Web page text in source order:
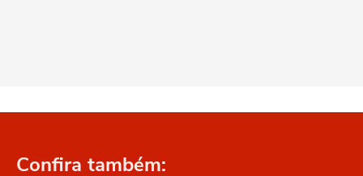
Confira também: